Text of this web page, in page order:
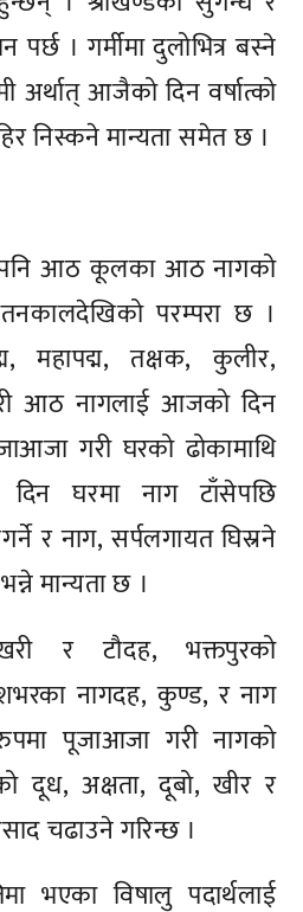
। गर्मीमा दुलोभित्र बस्ने
अर्थात् आजैको दिन वर्षात्को
निस्कने मान्यता समेत छ ।
पनि आठ कूलका आठ नागको
परम्परा छ ।
महापद्म, तक्षक, कुलीर,
आठ नागलाई आजको दिन
गरी घरको ढोकामाथि
घरमा नाग टाँसेपछि
र नाग, सर्पलगायत घिस्रने
मान्यता छ ।
र टौदह, भक्तपुरको
नागदह, कुण्ड, र नाग
पूजाआजा गरी नागको
दूध, अक्षता, दूबो, खीर र
चढाउने गरिन्छ ।
भएका विषालु पदार्थलाई